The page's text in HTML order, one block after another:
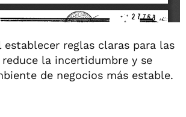
establecer reglas claras para las
reduce la incertidumbre y se
de negocios más estable.